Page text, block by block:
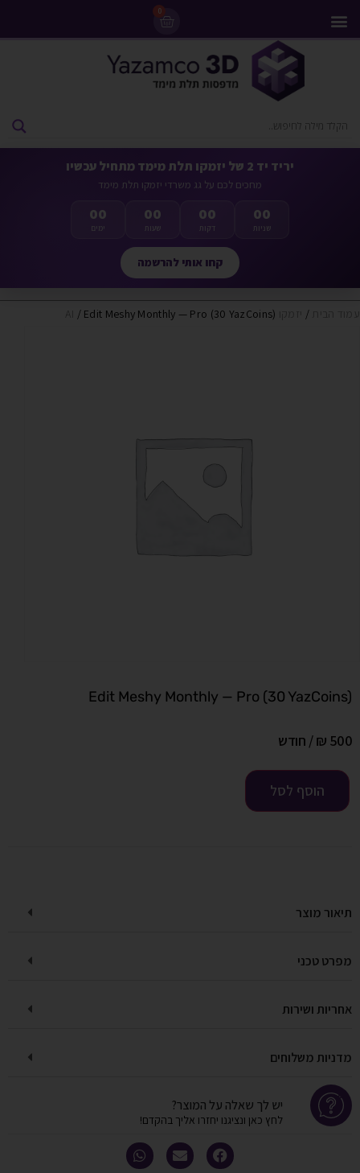
0
יריד יד 2 של יזמקו תלת מימד מתחיל עכשיו
מחכים לכם על גג משרדי יזמקו תלת מימד
00
ימים
00
שעות
00
דקות
00
שניות
קחו אותי להרשמה
/
/ Edit Meshy Monthly — Pro (30 YazCoins)
Edit Meshy Monthly — Pro (30 YazCoins)
₪ 500 / חודש
הוסף לסל
תיאור מוצר
מפרט טכני
אחריות ושירות
מדניות משלוחים
יש לך שאלה על המוצר?
לחץ כאן ונציגנו יחזרו אליך בהקדם!